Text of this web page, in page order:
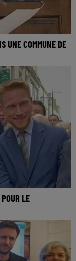
UNE COMMUNE DE
LE